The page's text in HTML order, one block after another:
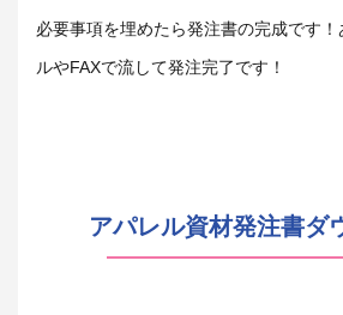
必要事項を埋めたら発注書の完成です
ルやFAXで流して発注完了です！
アパレル資材発注書ダ